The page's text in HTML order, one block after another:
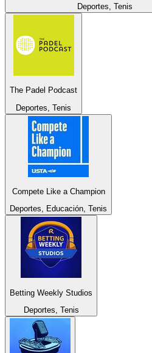
Deportes, Tenis
The Padel Podcast
Deportes, Tenis
Compete Like a Champion
Deportes, Educación, Tenis
Betting Weekly Studios
Deportes, Tenis